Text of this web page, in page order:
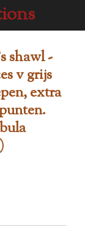
shawl -
v grijs
extra